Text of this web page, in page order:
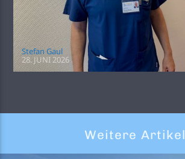
Stefan Gaul
28. JUNI 2026
Weitere Artikel